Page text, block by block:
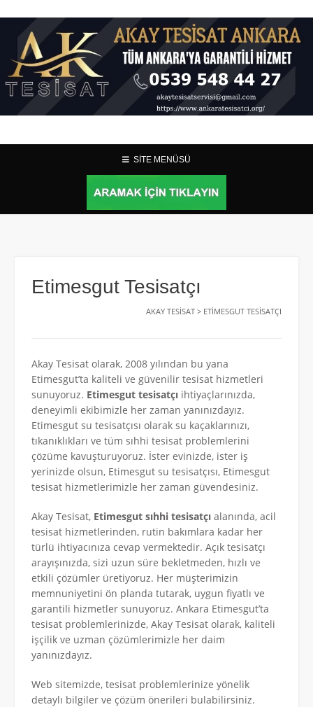
SİTE MENÜSÜ
Etimesgut Tesisatçı
AKAY TESISAT > ETIMESGUT TESISATÇI
Akay Tesisat olarak, 2008 yılından bu yana
Etimesgut’ta kaliteli ve güvenilir tesisat hizmetleri
sunuyoruz. Etimesgut tesisatçı ihtiyaçlarınızda,
deneyimli ekibimizle her zaman yanınızdayız.
Etimesgut su tesisatçısı olarak su kaçaklarınızı,
tıkanıklıkları ve tüm sıhhi tesisat problemlerini
çözüme kavuşturuyoruz. İster evinizde, ister iş
yerinizde olsun, Etimesgut su tesisatçısı, Etimesgut
tesisat hizmetlerimizle her zaman güvendesiniz.
Akay Tesisat, Etimesgut sıhhi tesisatçı alanında, acil
tesisat hizmetlerinden, rutin bakımlara kadar her
türlü ihtiyacınıza cevap vermektedir. Açık tesisatçı
arayışınızda, sizi uzun süre bekletmeden, hızlı ve
etkili çözümler üretiyoruz. Her müşterimizin
memnuniyetini ön planda tutarak, uygun fiyatlı ve
garantili hizmetler sunuyoruz. Ankara Etimesgut’ta
tesisat problemlerinizde, Akay Tesisat olarak, kaliteli
işçilik ve uzman çözümlerimizle her daim
yanınızdayız.
Web sitemizde, tesisat problemlerinize yönelik
detaylı bilgiler ve çözüm önerileri bulabilirsiniz.